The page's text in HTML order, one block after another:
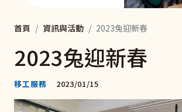
首頁 資訊與活動 2023兔迎新春
2023兔迎新春
移工服務 2023/01/15